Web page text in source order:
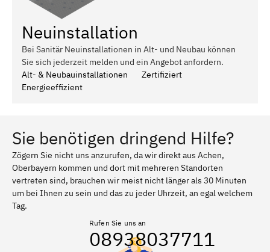
Neuinstallation
Bei Sanitär Neuinstallationen in Alt- und Neubau können
Sie sich jederzeit melden und ein Angebot anfordern.
Alt- & Neubauinstallationen
Zertifiziert
Energieeffizient
Sie benötigen dringend Hilfe?
Zögern Sie nicht uns anzurufen, da wir direkt aus Achen,
Oberbayern kommen und dort mit mehreren Standorten
vertreten sind, brauchen wir meist nicht länger als 30 Minuten
um bei Ihnen zu sein und das zu jeder Uhrzeit, an egal welchem
Tag.
Rufen Sie uns an
08938037711